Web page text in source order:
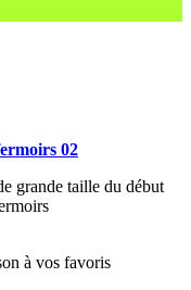
02
grande taille du début